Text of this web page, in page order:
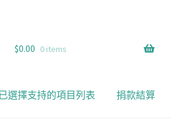
$0.00 0 items
選擇支持的項目列表 捐款結算